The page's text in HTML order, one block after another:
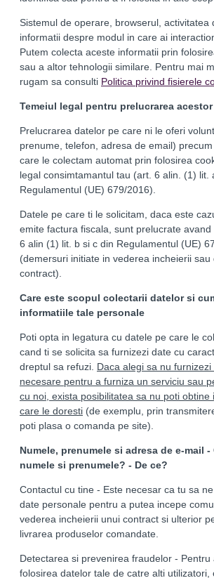
Sistemul de operare, browserul, activitatea
informatii despre modul in care ai
Putem colecta aceste informatii prin
sau a altor tehnologii similare. Pentru mai
rugam sa consulti Politica privind fisierele
Temeiul legal pentru prelucrarea
Prelucrarea datelor pe care ni le oferi
prenume, telefon, adresa de email)
care le colectam automat prin folosirea
legal consimtamantul tau (art. 6 alin. (1) lit.
Regulamentul (UE) 679/2016).
Datele pe care ti le solicitam, daca este
emite factura fiscala, sunt prelucrate avand
6 alin (1) lit. b si c din Regulamentul (UE)
(demersuri initiate in vederea incheierii sau
contract).
Care este scopul colectarii datelor si
informatiile tale personale
Poti opta in legatura cu datele pe care le
cand ti se solicita sa furnizezi date cu
dreptul sa refuzi. Daca alegi sa nu
necesare pentru a furniza un serviciu sau
cu noi, exista posibilitatea sa nu poti obtine
care le doresti (de exemplu, prin
poti plasa o comanda pe site).
Numele, prenumele si adresa de e-mail
numele si prenumele? - De ce?
Contactul cu tine - Este necesar ca tu sa
date personale pentru a putea incepe
vederea incheierii unui contract si ulterior
livrarea produselor comandate.
Detectarea si prevenirea fraudelor - Pentru
folosirea datelor tale de catre alti utilizatori,